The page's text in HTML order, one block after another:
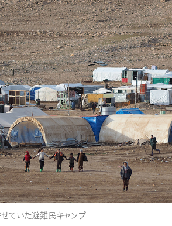
ていた避難民キャンプ